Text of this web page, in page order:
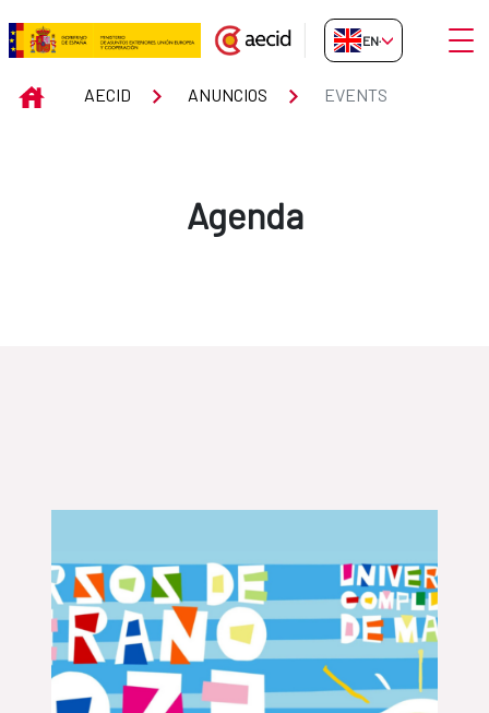
Skip to Main Content
Events
EN-GB
INICIOAECID ANUNCIOS EVENTS
Agenda